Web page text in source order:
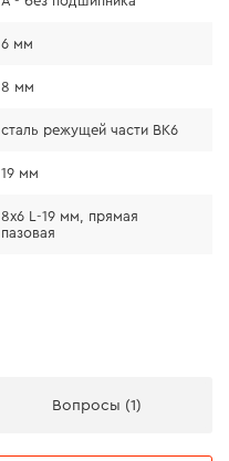
6 мм
8 мм
сталь режущей части ВК6
19 мм
8x6 L-19 мм, прямая
пазовая
Вопросы (1)